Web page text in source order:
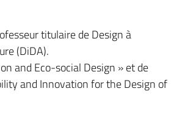
titulaire de Design à
(DiDA).
and Eco-social Design » et de
and Innovation for the Design of